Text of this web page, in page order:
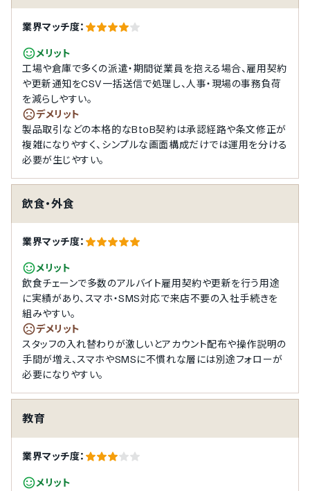
業界マッチ度：
メリット
工場や倉庫で多くの派遣・期間従業員を抱える場合、雇用契約
や更新通知をCSV一括送信で処理し、人事・現場の事務負荷
を減らしやすい。
デメリット
製品取引などの本格的なBtoB契約は承認経路や条文修正が
複雑になりやすく、シンプルな画面構成だけでは運用を分ける
必要が生じやすい。
飲食・外食
業界マッチ度：
メリット
飲食チェーンで多数のアルバイト雇用契約や更新を行う用途
に実績があり、スマホ・SMS対応で来店不要の入社手続きを
組みやすい。
デメリット
スタッフの入れ替わりが激しいとアカウント配布や操作説明の
手間が増え、スマホやSMSに不慣れな層には別途フォローが
必要になりやすい。
教育
業界マッチ度：
メリット